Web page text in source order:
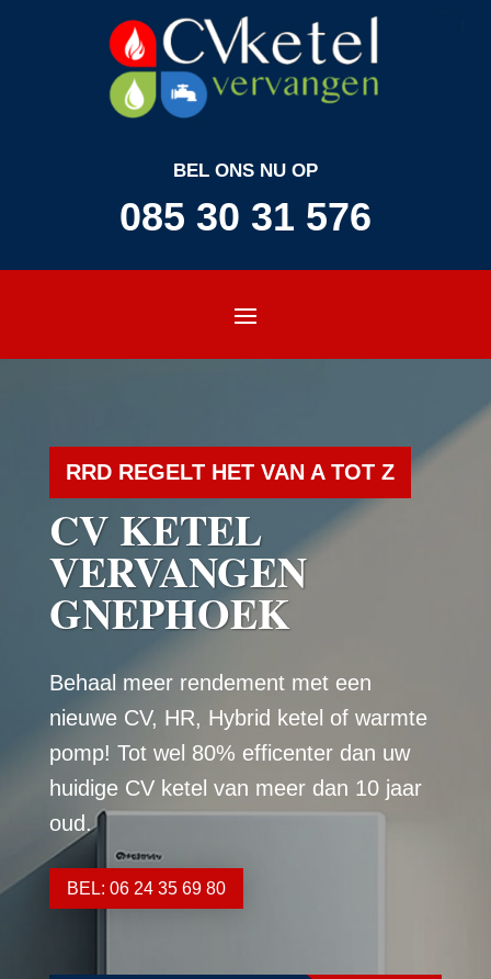
BEL ONS NU OP
085 30 31 576
RRD REGELT HET VAN A TOT Z
CV KETEL
VERVANGEN
GNEPHOEK
Behaal meer rendement met een
nieuwe CV, HR, Hybrid ketel of warmte
pomp! Tot wel 80% efficenter dan uw
huidige CV ketel van meer dan 10 jaar
oud.
BEL: 06 24 35 69 80